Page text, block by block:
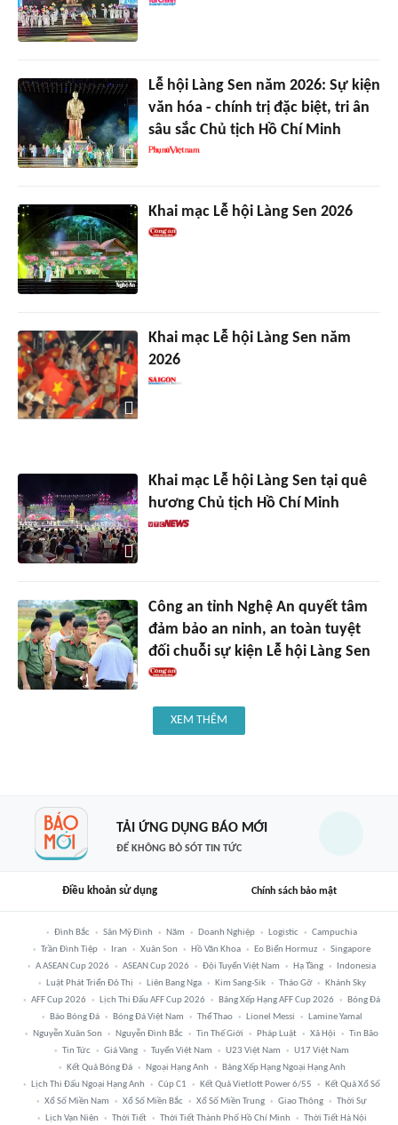
Lễ hội Làng Sen năm 2026: Sự kiện
văn hóa - chính trị đặc biệt, tri ân
sâu sắc Chủ tịch Hồ Chí Minh
Khai mạc Lễ hội Làng Sen 2026
Khai mạc Lễ hội Làng Sen năm
2026
Khai mạc Lễ hội Làng Sen tại quê
hương Chủ tịch Hồ Chí Minh
Công an tỉnh Nghệ An quyết tâm
đảm bảo an ninh, an toàn tuyệt
đối chuỗi sự kiện Lễ hội Làng Sen
XEM THÊM
TẢI ỨNG DỤNG BÁO MỚI
ĐỂ KHÔNG BỎ SÓT TIN TỨC
Điều khoản sử dụng Chính sách bảo mật
Đình Bắc Sân Mỹ Đình Năm Doanh Nghiệp Logistic
Campuchia
Trần Đình Tiệp
Iran Xuân Son Hồ Văn Khoa Eo Biển Hormuz
Singapore
A ASEAN Cup 2026
ASEAN Cup 2026 Đội Tuyển Việt Nam Hạ Tầng
Indonesia
Luật Phát Triển Đô Thị
Liên Bang Nga Kim Sang-Sik Tháo Gỡ
Khánh Sky
AFF Cup 2026
Lịch Thi Đấu AFF Cup 2026 Bảng Xếp Hạng AFF Cup 2026
Bóng Đá
Báo Bóng Đá
Bóng Đá Việt Nam Thể Thao Lionel Messi
Lamine Yamal
Nguyễn Xuân Son
Nguyễn Đình Bắc Tin Thế Giới Pháp Luật Xã Hội
Tin Bão
Tin Tức
Giá Vàng Tuyển Việt Nam U23 Việt Nam
U17 Việt Nam
Kết Quả Bóng Đá
Ngoại Hạng Anh
Bảng Xếp Hạng Ngoại Hạng Anh
Lịch Thi Đấu Ngoại Hạng Anh
Cúp C1 Kết Quả Vietlott Power 6/55
Kết Quả Xổ Số
Xổ Số Miền Nam
Xổ Số Miền Bắc Xổ Số Miền Trung Giao Thông
Thời Sự
Lịch Vạn Niên
Thời Tiết Thời Tiết Thành Phố Hồ Chí Minh Thời Tiết Hà Nội